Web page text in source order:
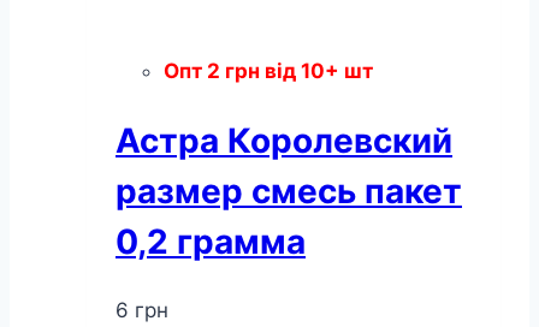
Опт 2 грн від 10+ шт
Астра Королевский
размер смесь пакет
0,2 грамма
6 грн